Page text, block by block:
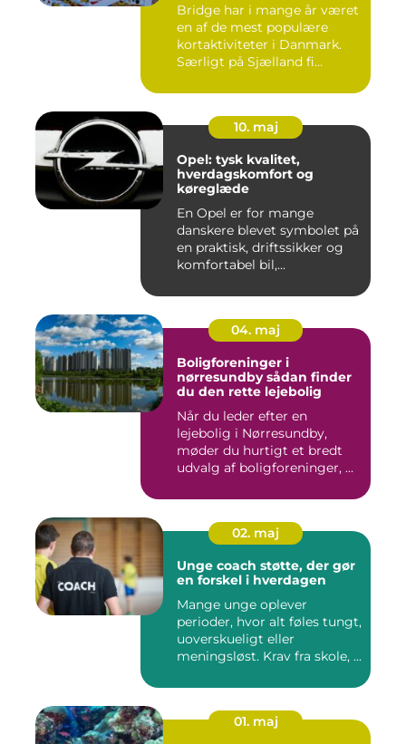
Bridge har i mange år været
en af de mest populære
kortaktiviteter i Danmark.
Særligt på Sjælland fi...
10. maj
Opel: tysk kvalitet,
hverdagskomfort og
køreglæde
En Opel er for mange
danskere blevet symbolet på
en praktisk, driftssikker og
komfortabel bil,...
04. maj
Boligforeninger i
nørresundby sådan finder
du den rette lejebolig
Når du leder efter en
lejebolig i Nørresundby,
møder du hurtigt et bredt
udvalg af boligforeninger, ...
02. maj
Unge coach støtte, der gør
en forskel i hverdagen
Mange unge oplever
perioder, hvor alt føles tungt,
uoverskueligt eller
meningsløst. Krav fra skole, ...
01. maj